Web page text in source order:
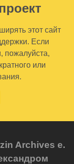
этот сайт
Если
пожалуйста,
или
Archives e.